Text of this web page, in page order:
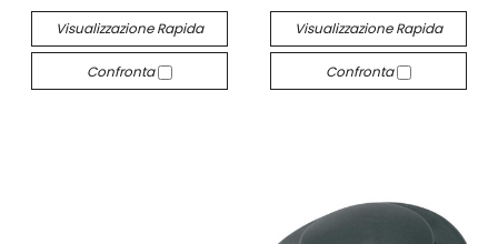
Visualizzazione Rapida
Confronta
Visualizzazione Rapida
Confronta